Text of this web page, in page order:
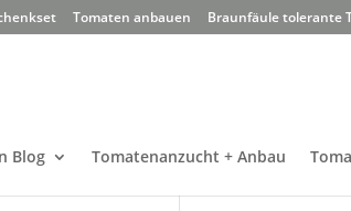
Tomaten anbauen Braunfäule tolerante
Blog Tomatenanzucht + Anbau